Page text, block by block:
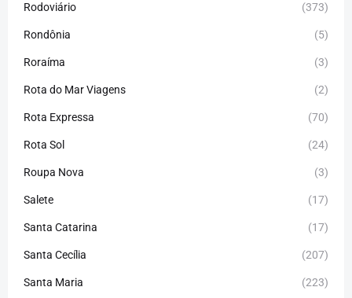
Rodoviário (373)
Rondônia (5)
Roraíma (3)
Rota do Mar Viagens (2)
Rota Expressa (70)
Rota Sol (24)
Roupa Nova (3)
Salete (17)
Santa Catarina (17)
Santa Cecília (207)
Santa Maria (223)